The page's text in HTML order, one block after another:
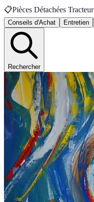
📋Pièces Détachées Tracteur
Conseils d'Achat Entretien
Rechercher